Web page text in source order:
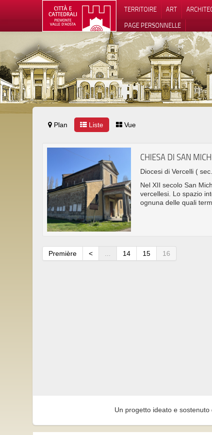
TERRITOIRE ART
PAGE PERSONNELLE
Plan Liste Vue
CHIESA DI SAN
Diocesi di Vercelli (
Nel XII secolo San
vercellesi. Lo spazio
ognuna delle quali
Première < ... 14 15 16
Un progetto ideato e sostenuto